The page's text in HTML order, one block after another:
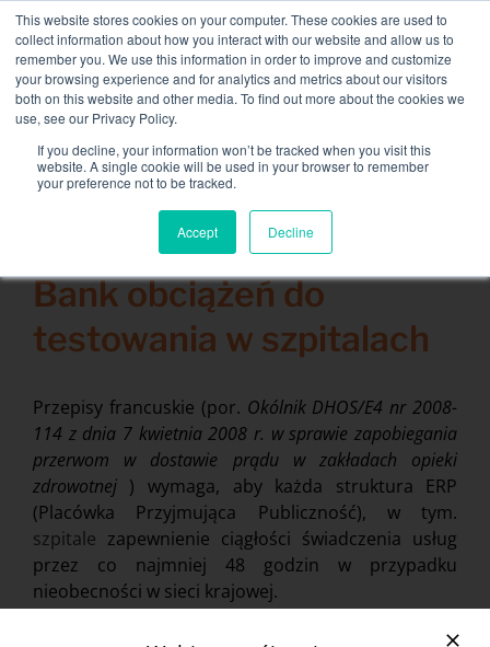
This website stores cookies on your computer. These cookies are used to
collect information about how you interact with our website and allow us to
remember you. We use this information in order to improve and customize
your browsing experience and for analytics and metrics about our visitors
both on this website and other media. To find out more about the cookies we
use, see our Privacy Policy.
If you decline, your information won’t be tracked when you visit this
website. A single cookie will be used in your browser to remember
your preference not to be tracked.
Accept Decline
content
NEW FLEET: Dostępne banki mocy 3,5 MW / MVA,
więcej informacji tutaj.
KONTAKT
Toggle
Usługi powiązane
Secteurs et solutions
Firma
Zasoby
Kalendarz
Search
for:
Bank obciążeń do
testowania w szpitalach
Przepisy francuskie (por. Okólnik DHOS/E4 nr 2008-
114 z dnia 7 kwietnia 2008 r. w sprawie zapobiegania
przerwom w dostawie prądu w zakładach opieki
zdrowotnej) wymaga, aby każda struktura ERP
(Placówka Przyjmująca Publiczność), w tym.
szpitale zapewnienie ciągłości świadczenia usług
przez co najmniej 48 godzin w przypadku
nieobecności w sieci krajowej.